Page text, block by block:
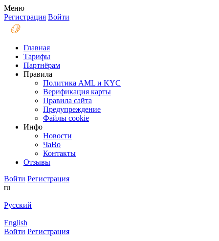
Меню
Регистрация Войти
Главная
Тарифы
Партнёрам
Правила
Политика AML и KYC
Верификация карты
Правила сайта
Предупреждение
Файлы coоkie
Инфо
Новости
ЧаВо
Контакты
Отзывы
Войти Регистрация
ru
Русский
English
Войти Регистрация